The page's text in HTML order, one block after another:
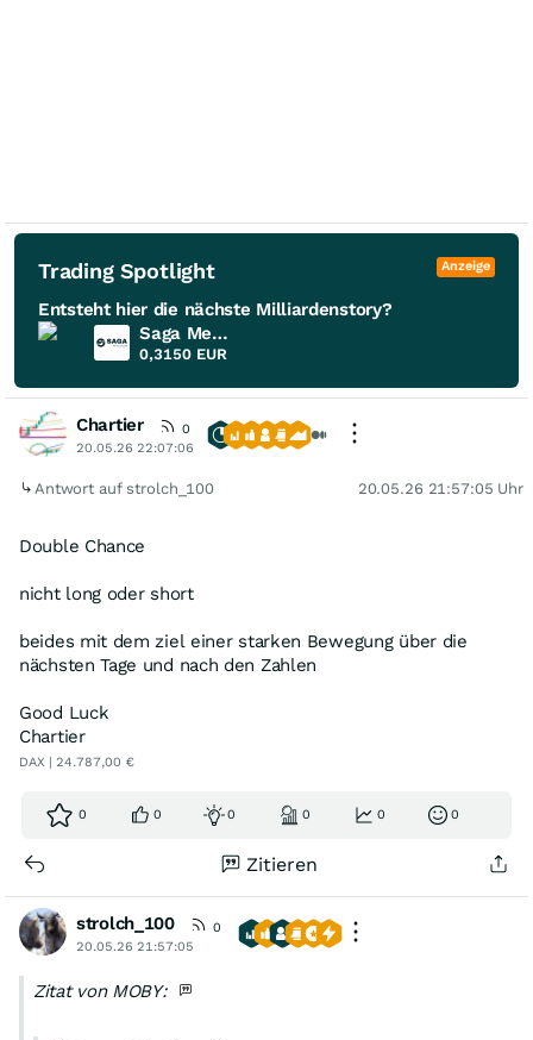
Trading Spotlight Anzeige
Entsteht hier die nächste Milliardenstory?
Saga Metals
0,3150 EUR
Chartier
0
20.05.26 22:07:06
Antwort auf strolch_100 20.05.26 21:57:05 Uhr
Double Chance
nicht long oder short
beides mit dem ziel einer starken Bewegung über die
nächsten Tage und nach den Zahlen
Good Luck
Chartier
DAX | 24.787,00 €
0 0 0 0 0 0
Zitieren
strolch_100
0
20.05.26 21:57:05
Zitat von MOBY: